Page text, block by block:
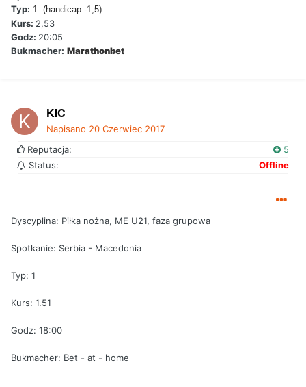
Typ: 1 (handicap -1,5)
Kurs: 2,53
Godz: 20:05
Bukmacher: Marathonbet
KIC
Napisano 20 Czerwiec 2017
Reputacja:
5
Status:
Offline
Dyscyplina: Piłka nożna, ME U21, faza grupowa
Spotkanie: Serbia - Macedonia
Typ: 1
Kurs: 1.51
Godz: 18:00
Bukmacher: Bet - at - home